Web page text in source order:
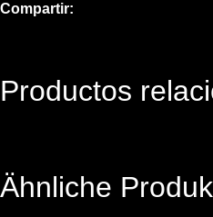
Compartir:
Productos
Ähnliche